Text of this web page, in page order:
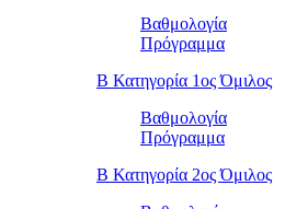
Βαθμολογία
Πρόγραμμα
Β Κατηγορία 1ος Όμιλος
Βαθμολογία
Πρόγραμμα
Β Κατηγορία 2ος Όμιλος